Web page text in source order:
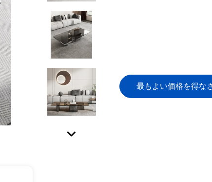
最もよい価格を得な